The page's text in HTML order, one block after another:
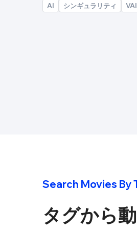
AI シンギュラリティ VAI
Search Movies By
タグから